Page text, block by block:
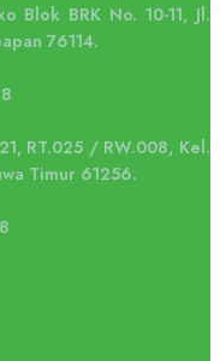
Blok BRK No. 10-11, Jl.
76114.
RT.025 / RW.008, Kel.
Timur 61256.